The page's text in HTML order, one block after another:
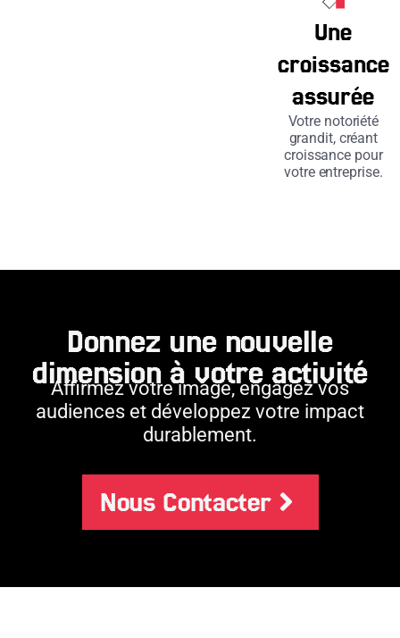
Une
croissance
assurée
Votre notoriété
grandit, créant
croissance pour
votre entreprise.
Donnez une nouvelle
dimension à votre activité
Affirmez votre image, engagez vos
audiences et développez votre impact
durablement.
Nous Contacter